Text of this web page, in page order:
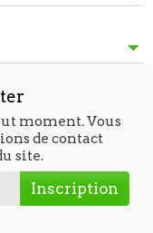
moment. Vous
de contact
site.